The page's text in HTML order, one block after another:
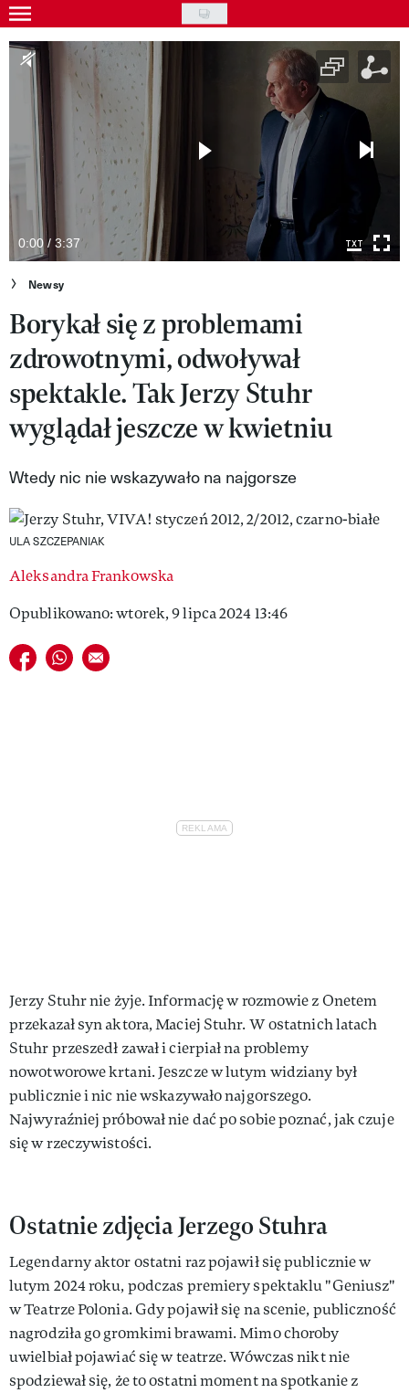
Skip
to
main
content
Gwiazdy
Ludzie
Moda
Uroda
Styl życia
Kultura
Wideo
Nasze akcje
VIVA!ART
VIVA!MODA
VIVA!LIFESTYLE
VIVA!MAN
VIVA!PEOPLE POWER
VIVA!ITAKA
MAGAZYN VIVA!
0:00 / 3:37
Newsy
Borykał się z problemami
zdrowotnymi, odwoływał
spektakle. Tak Jerzy Stuhr
wyglądał jeszcze w kwietniu
Wtedy nic nie wskazywało na najgorsze
ULA SZCZEPANIAK
Aleksandra Frankowska
Opublikowano: wtorek, 9 lipca 2024 13:46
Udostępnij na facebook
Udostępnij na whatsapp
E-mail do przyjaciela
Jerzy Stuhr nie żyje. Informację w rozmowie z Onetem
przekazał syn aktora, Maciej Stuhr. W ostatnich latach
Stuhr przeszedł zawał i cierpiał na problemy
nowotworowe krtani. Jeszcze w lutym widziany był
publicznie i nic nie wskazywało najgorszego.
Najwyraźniej próbował nie dać po sobie poznać, jak czuje
się w rzeczywistości.
Ostatnie zdjęcia Jerzego Stuhra
Legendarny aktor ostatni raz pojawił się publicznie w
lutym 2024 roku, podczas premiery spektaklu "Geniusz"
w Teatrze Polonia. Gdy pojawił się na scenie, publiczność
nagrodziła go gromkimi brawami. Mimo choroby
uwielbiał pojawiać się w teatrze. Wówczas nikt nie
spodziewał się, że to ostatni moment na spotkanie z